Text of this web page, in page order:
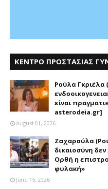
ΚΕΝΤΡΟ ΠΡΟΣΤΑΣΙΑΣ
Ρούλα Γκριέλα
είναι
asterodeia.gr]
August 01, 2026
Ζαχαρούλα
δικαιοσύνη δεν
Ορθή η
φυλακή»
June 16, 2026